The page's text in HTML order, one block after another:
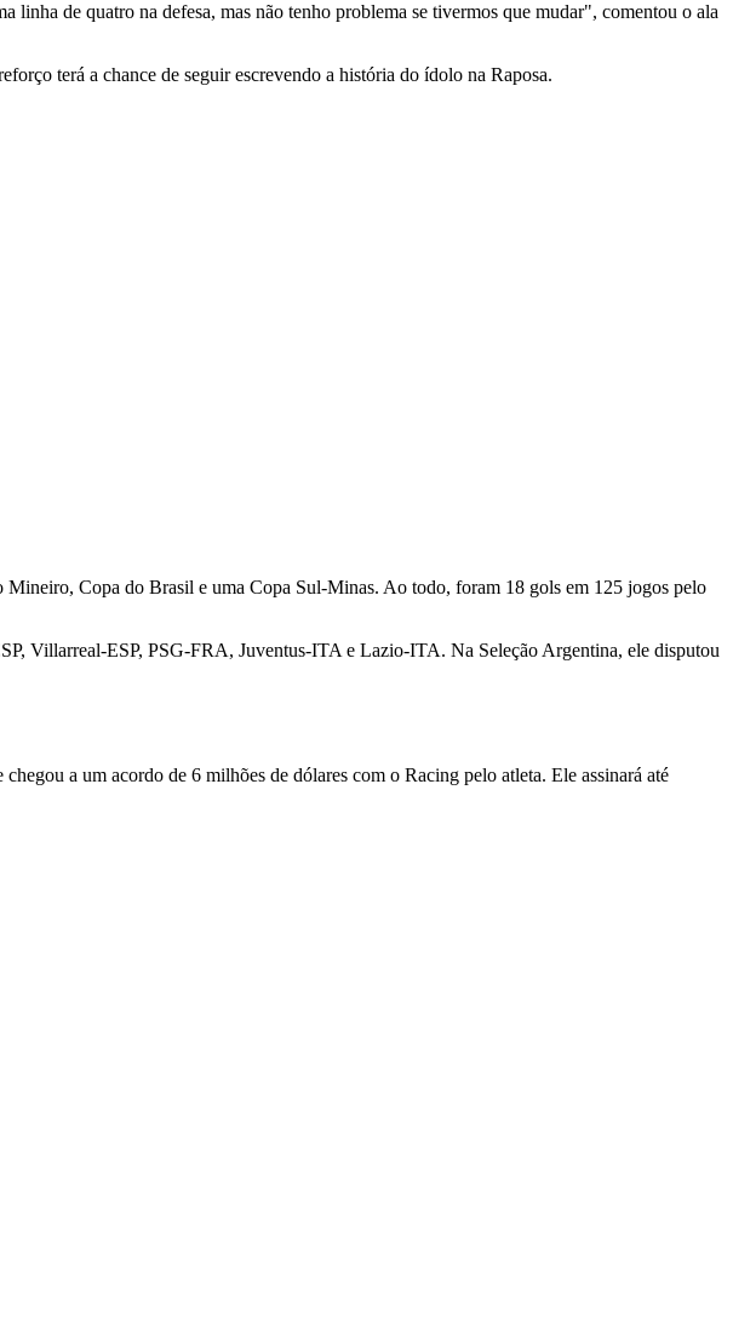
linha de quatro na defesa, mas não tenho problema se tivermos que mudar", comentou o ala
terá a chance de seguir escrevendo a história do ídolo na Raposa.
Copa do Brasil e uma Copa Sul-Minas. Ao todo, foram 18 gols em 125 jogos pelo
Villarreal-ESP, PSG-FRA, Juventus-ITA e Lazio-ITA. Na Seleção Argentina, ele disputou
a um acordo de 6 milhões de dólares com o Racing pelo atleta. Ele assinará até